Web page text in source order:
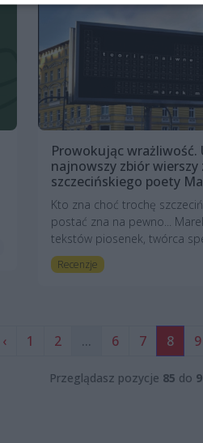
Prowokując wrażliwość.
najnowszy zbiór wierszy
szczecińskiego poety
Kto zna choć trochę
postać zna na pewno...
tekstów piosenek, twórca
Recenzje
‹ 1 2 ... 6 7 8 9
Przeglądasz pozycje 85 do